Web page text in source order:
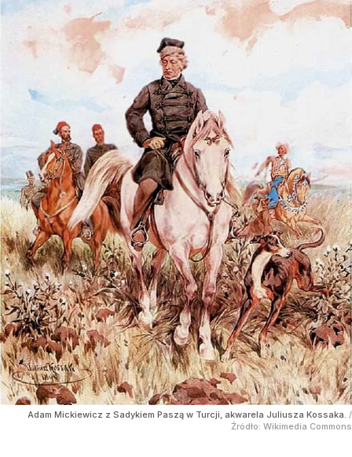
Adam Mickiewicz z Sadykiem Paszą w Turcji, akwarela Juliusza Kossaka. /
Źródło: Wikimedia Commons